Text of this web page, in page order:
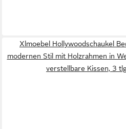
Xlmoebel Hollywoodschaukel
modernen Stil mit Holzrahmen in
verstellbare Kissen, 3